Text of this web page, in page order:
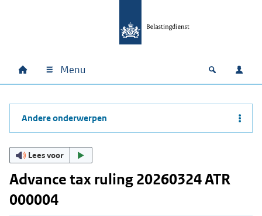
Hoofdnavigatie
Home Menu Open
Andere onderwerpen
Lees voor
Advance tax ruling 20260324 ATR
000004